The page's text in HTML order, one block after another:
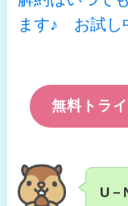
ます♪ お試し
無料トラ
U－